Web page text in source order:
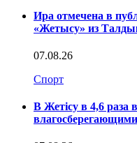
Ира отмечена в
«Жетысу» из
07.08.26
Спорт
В Жетісу в 4,6 раза